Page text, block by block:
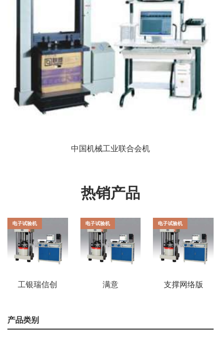
中国机械工业联合会机
热销产品
电子试验机
工银瑞信创
电子试验机
满意
电子试验机
支撑网络版
产品类别